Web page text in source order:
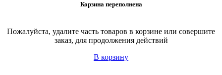
Корзина переполнена
Пожалуйста, удалите часть товаров в корзине или совершите
заказ, для продолжения действий
В корзину